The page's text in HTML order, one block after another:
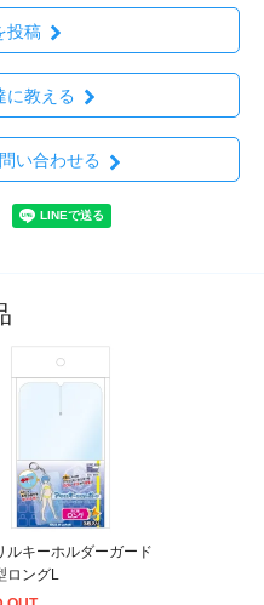
投稿
に教える
い合わせる
ルキーホルダーガード
ロングL